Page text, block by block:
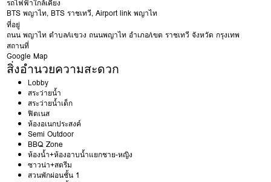
รถไฟฟ้าใกล้เคียง
BTS พญาไท, BTS ราชเทวี,Airport link พญาไท
ที่อยู่
ถนนพญาไท ตำบล/แขวง ถนนพญาไท อำเภอ/เขตราชเทวี จังหวัด กรุงเทพ
สถานที่
Google Map
สิ่งอำนวยความสะดวก
Lobby
สระว่ายน้ำ
สระว่ายน้ำเด็ก
ฟิตเนส
ห้องอเนกประสงค์
Semi Outdoor
BBQ Zone
ห้องน้ำ+ห้องอาบน้ำแยกชาย-หญิง
ซาวน่า+สตรีม
สวนพักผ่อนชั้น 1